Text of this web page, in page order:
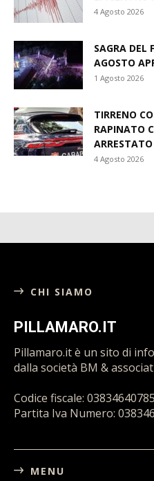
4 Agosto 2026
SAGRA DEL
AGOSTO
1 Agosto 2026
TIRRENO
RAPINATO
4 Agosto 2026
CHI SIAMO
PILLAMARO.IT
Pillamaro.it è un sito di
dalla società BM &
Codice fiscale:
Partita Iva Numero:
MENU